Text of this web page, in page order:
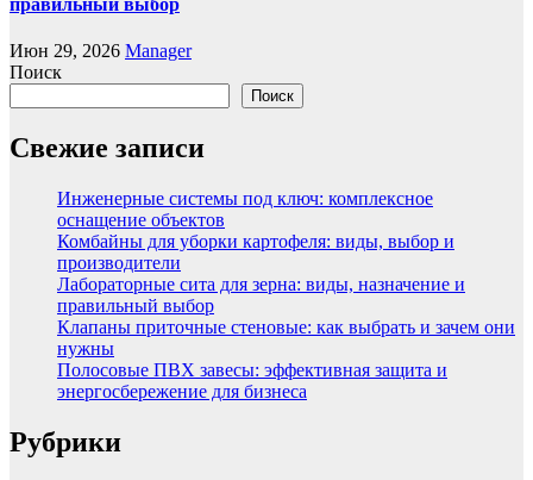
Июн 29, 2026 Manager
Поиск
Поиск
Свежие записи
Инженерные системы под ключ: комплексное
оснащение объектов
Комбайны для уборки картофеля: виды, выбор и
производители
Лабораторные сита для зерна: виды, назначение и
правильный выбор
Клапаны приточные стеновые: как выбрать и зачем они
нужны
Полосовые ПВХ завесы: эффективная защита и
энергосбережение для бизнеса
Рубрики